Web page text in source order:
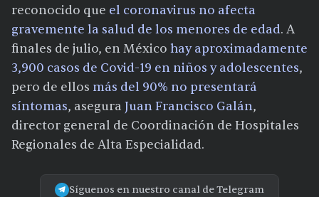
reconocido que el coronavirus no afecta
gravemente la salud de los menores de edad. A
finales de julio, en México hay aproximadamente
3,900 casos de Covid-19 en niños y adolescentes,
pero de ellos más del 90% no presentará
síntomas, asegura Juan Francisco Galán,
director general de Coordinación de Hospitales
Regionales de Alta Especialidad.
Síguenos en nuestro canal de Telegram